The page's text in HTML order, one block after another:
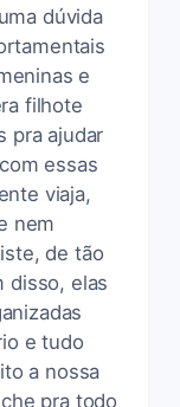
dúvida
e
filhote
pra ajudar
essas
viaja,
nem
de tão
disso, elas
e tudo
a nossa
pra todo